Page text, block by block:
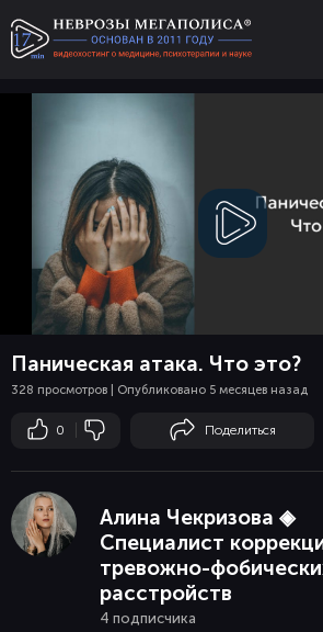
Паническая атака. Что это?
328 просмотров | Опубликовано 5 месяцев назад
0 Поделиться
Алина Чекризова ◈
Специалист
тревожно-
расстройств
4 подписчика